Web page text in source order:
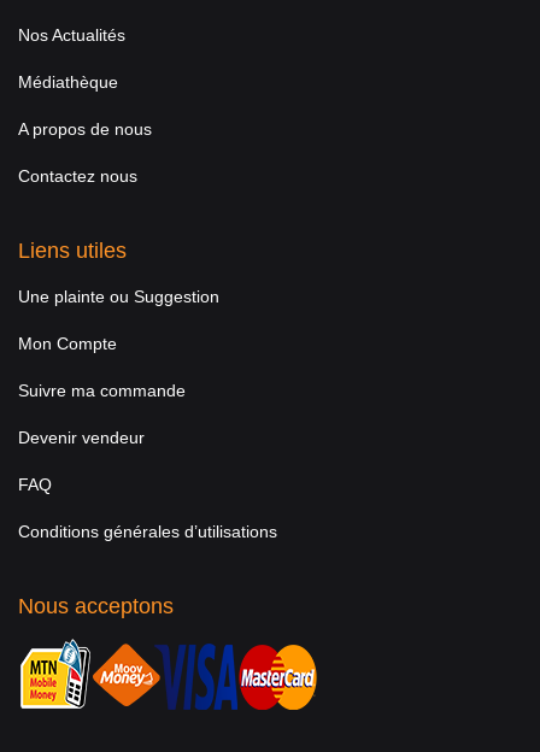
Nos Actualités
Médiathèque
A propos de nous
Contactez nous
Liens utiles
Une plainte ou Suggestion
Mon Compte
Suivre ma commande
Devenir vendeur
FAQ
Conditions générales d’utilisations
Nous acceptons